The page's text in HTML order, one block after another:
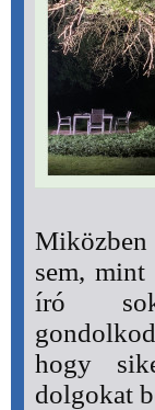
Miközben
sem,
író
hogy
dolgokat